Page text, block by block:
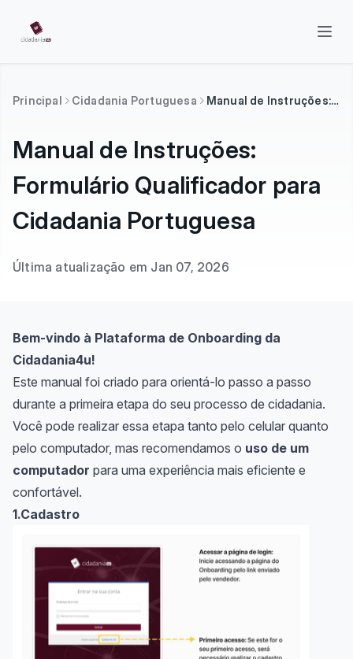
Principal Cidadania Portuguesa Manual de Instruções: Formulário Qualificador para Cidadania Portuguesa
Manual de Instruções:
Formulário Qualificador para
Cidadania Portuguesa
Última atualização em Jan 07, 2026
Bem-vindo à Plataforma de Onboarding da
Cidadania4u!
Este manual foi criado para orientá-lo passo a passo
durante a primeira etapa do seu processo de cidadania.
Você pode realizar essa etapa tanto pelo celular quanto
pelo computador, mas recomendamos o uso de um
computador para uma experiência mais eficiente e
confortável.
1.Cadastro